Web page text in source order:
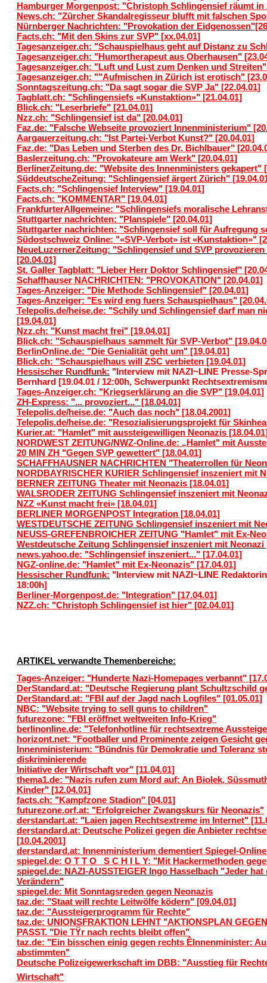
Hamburger Morgenpost: "Christoph Schlingensief räumt in
News.ch: "Zürcher Skandalregisseur blufft mit falschen
Nürnberger Nachrichten: "Provokation der
Facts.ch: "Mit den Skins zur SVP" [xx.04.01]
Tagesanzeiger.ch: "Schauspielhaus geht auf Distanz zu
Tagesanzeiger.ch: "Humortherapeut aus Oberhausen"
Tagesanzeiger.ch: "Luft und Lust zum Denken und Streiten"
Tagesanzeiger.ch: ""Aufmischen in Zürich ist erotisch"
Sonntagszeitung.ch: "Da sagt sogar die SVP Ja" [22.04.01]
Tagblatt.ch: "Schlingensiefs «Kunstaktion»" [21.04.01]
Blick.ch: "Leserbriefe" [21.04.01]
Nzz.ch: "Schlingensief ist da" [20.04.01]
Faz.de: "Falsche Webseite provoziert Innenministerium"
Aargauerzeitung.ch: "Ist Partei-Verbot Kunst?" [20.04.01]
Faz.de: "Das Leben und Sterben des Dr. Bichlbauer"
Baslerzeitung.ch: "Provokateure am Werk" [20.04.01]
BerlinerZeitung.de: "Website des Innenministers gekapert"
SüddeutscheZeitung: "Schlingensief ärgert Zürich"
Facts.ch: "Schlingensief Interview" [19.04.01]
Facts.ch: "KOMMENTAR" [19.04.01]
FrankfurterAllgemeine: "Schlingensiefs moralische
Stuttgarter nachrichten: "Planspiele" [20.04.01]
Stuttgarter nachrichten: "Schlingensief soll für Aufregung
Südostschweiz Online: "«SVP-Verbot» ist «Kunstaktion»"
NeueLuzernerZeitung: "Schlingensief und SVP
[20.04.01]
St. Galler Tagblatt: "Lieber Herr Doktor Schlingensief"
Schaffhauser NACHRICHTEN: "PROVOKATION" [20.04.01]
Tages-Anzeiger: "Die Methode Schlingensief" [20.04.01]
Tages-Anzeiger: "Es wird eng fuers Schauspielhaus"
Telepolis.de/heise.de: "Schily und Schlingensief darf man
[19.04.01]
Nzz.ch: "Kunst macht frei" [19.04.01]
Blick.ch: "Schauspielhaus sammelt für SVP-Verbot"
BerlinOnline.de: "Die Genialität geht um" [19.04.01]
Blick.ch: "Schauspielhaus will ZSC verbieten [19.04.01]
Hessischer Rundfunk: "Interview mit NAZI~LINE Presse-
Bernhard [19.04.01 / 12:00h, Schwerpunkt
Tages-Anzeiger.ch: "Kriegserklärung an die SVP" [19.04.01]
ZH-Express: "... provoziert..." [18.04.01]
Telepolis.de/heise.de: "Auch das noch" [18.04.2001]
Telepolis.de/heise.de: "Resozialisierungsprojekt für
Kurier.at: "Hamlet" mit aussteigewilligen Neonazis
NORDWEST ZEITUNG/NWZ-Online.de: „Hamlet" mit
20 MIN ZH "Gegen SVP gewettert" [18.04.01]
SCHAFFHAUSNER NACHRICHTEN "Theaterrollen für
NORDBAYRISCHER KURIER Schlingensief inszeniert mit
BERNER ZEITUNG Theater mit Neonazis [18.04.01]
WALSRODER ZEITUNG Schlingensief inszeniert mit
NZZ «Kunst macht frei» [18.04.01]
BERLINER MORGENPOST Integration [18.04.01]
WESTDEUTSCHE ZEITUNG Schlingensief inszeniert mit
NEUSS-GREFENBROICHER ZEITUNG "Hamlet" mit Ex-
Westdeutsche Zeitung Schlingensief inszeniert mit Neonazi
news.yahoo.de: "Schlingensief inszeniert..." [17.04.01]
NGZ-online.de: "Hamlet" mit Ex-Neonazis" [17.04.01]
Hessischer Rundfunk: "Interview mit NAZI~LINE
18:00h]
Berliner-Morgenpost.de: "Integration" [17.04.01]
NZZ.ch: "Christoph Schlingensief ist hier" [02.04.01]
ARTIKEL verwandte Themenbereiche:
Tages-Anzeiger: "Hunderte Nazi-Homepages verbannt"
DerStandard.at: "Deutsche Regierung plant Schultzschild
DerStandard.at: "FBI auf der Jagd nach Logfiles" [01.05.01]
NBC: "Website trying to sell guns to children"
futurezone: "FBI eröffnet weltweiten Info-Krieg"
berlinonline.de: "Telefonhotline für rechtsextreme
horizont.net: "Footballer und Prominente zeigen Gesicht
Innenministerium: "Bündnis für Demokratie und Toleranz
diskriminierende
Initiative der Wirtschaft vor" [11.04.01]
thema1.de: "Nazis rufen zum Mord auf: An Biolek,
Kinder" [12.04.01]
facts.ch: "Kampfzone Stadion" [04.01]
futurezone.orf.at: "Erfolgreicher Zwangskurs für Neonazis"
derstandart.at: "Laien jagen Rechtsextreme im Internet"
derstandard.at: Deutsche Polizei gegen die Anbieter
[10.04.2001]
derstandard.at: Innenministerium dementiert Spiegel-
spiegel.de: O T T O S C H I L Y: "Mit Hackermethoden
spiegel.de: NAZI-AUSSTEIGER Ingo Hasselbach "Jeder
Verändern"
spiegel.de: Mit Sonntagsreden gegen Neonazis
taz.de: "Staat will rechte Leitwölfe ködern" [09.04.01]
taz.de: "Aussteigerprogramm für Rechte"
taz.de: UNIONSFRAKTION LEHNT "AKTIONSPLAN
PASST. "Die TŸr nach rechts bleibt offen"
taz.de: "Ein bisschen einig gegen rechts ÊInnenminister:
abstimmten"
Deutsche Polizeigewerkschaft im DBB: "Ausstieg für
Wirtschaft"